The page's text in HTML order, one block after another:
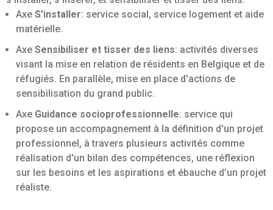
Axe S'installer: service social, service logement et aide
matérielle.
Axe Sensibiliser et tisser des liens: activités diverses
visant la mise en relation de résidents en Belgique et de
réfugiés. En parallèle, mise en place d'actions de
sensibilisation du grand public.
Axe Guidance socioprofessionnelle: service qui
propose un accompagnement à la définition d'un projet
professionnel, à travers plusieurs activités comme
réalisation d'un bilan des compétences, une réflexion
sur les besoins et les aspirations et ébauche d’un projet
réaliste.